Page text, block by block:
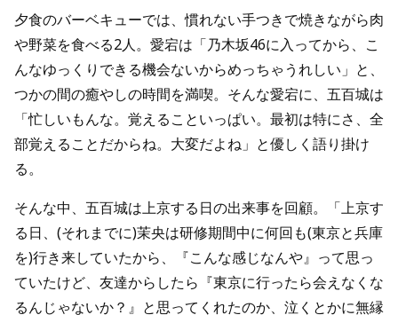
夕食のバーベキューでは、慣れない手つきで焼きながら肉
や野菜を食べる2人。愛宕は「乃木坂46に入ってから、こ
んなゆっくりできる機会ないからめっちゃうれしい」と、
つかの間の癒やしの時間を満喫。そんな愛宕に、五百城は
「忙しいもんな。覚えることいっぱい。最初は特にさ、全
部覚えることだからね。大変だよね」と優しく語り掛け
る。
そんな中、五百城は上京する日の出来事を回顧。「上京す
る日、(それまでに)茉央は研修期間中に何回も(東京と兵庫
を)行き来していたから、『こんな感じなんや』って思っ
ていたけど、友達からしたら『東京に行ったら会えなくな
るんじゃないか？』と思ってくれたのか、泣くとかに無縁